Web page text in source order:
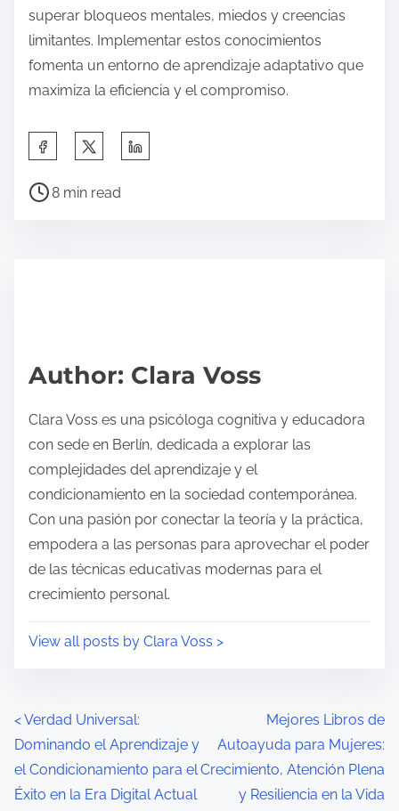
superar bloqueos mentales, miedos y creencias
limitantes. Implementar estos conocimientos
fomenta un entorno de aprendizaje adaptativo que
maximiza la eficiencia y el compromiso.
a
p
s
t
o
n
:
P
t
8 min read
Author: Clara Voss
Clara Voss es una psicóloga cognitiva y educadora
con sede en Berlín, dedicada a explorar las
complejidades del aprendizaje y el
condicionamiento en la sociedad contemporánea.
Con una pasión por conectar la teoría y la práctica,
empodera a las personas para aprovechar el poder
de las técnicas educativas modernas para el
crecimiento personal.
View all posts by Clara Voss >
P
o
s
<Verdad Universal:
Dominando el Aprendizaje y
el Condicionamiento para el
Éxito en la Era Digital Actual
Mejores Libros de
Autoayuda para Mujeres:
Crecimiento, Atención Plena
y Resiliencia en la Vida